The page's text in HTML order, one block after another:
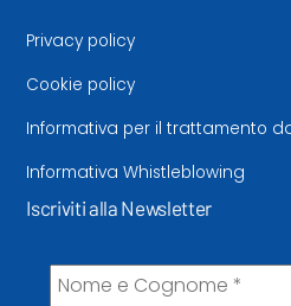
Privacy policy
Cookie policy
Informativa per il trattamento
Informativa Whistleblowing
Iscriviti alla Newsletter